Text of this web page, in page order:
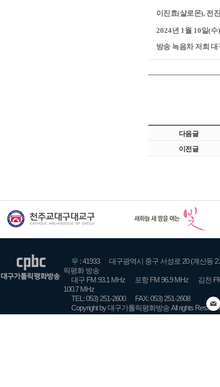
이진효(살로몬), 전
2024년 1 월 10일(수
방송 녹음차 저희
다음글
이전글
우 : 41933
대구광역시 중구 서성로 20 (계산동 2
릭평화 방송
대구 FM 93.1 MHz
포항 FM 96.9 MHz
김천
100.7 MHz
TEL: 053) 251-2600
FAX: 053) 251-2608
Copyright by 대구가톨릭평화방송 All rights